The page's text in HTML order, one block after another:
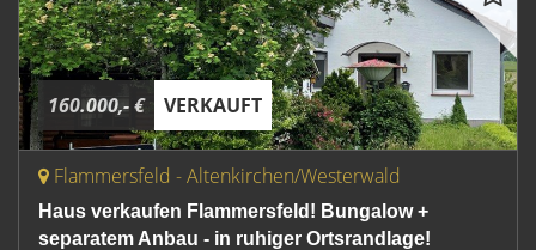
160.000,- € VERKAUFT
Flammersfeld - Altenkirchen/Westerwald
Haus verkaufen Flammersfeld! Bungalow +
separatem Anbau - in ruhiger Ortsrandlage!